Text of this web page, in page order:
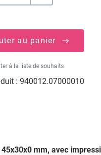
au panier
à la liste de souhaits
: 940012.07000010
mm, avec